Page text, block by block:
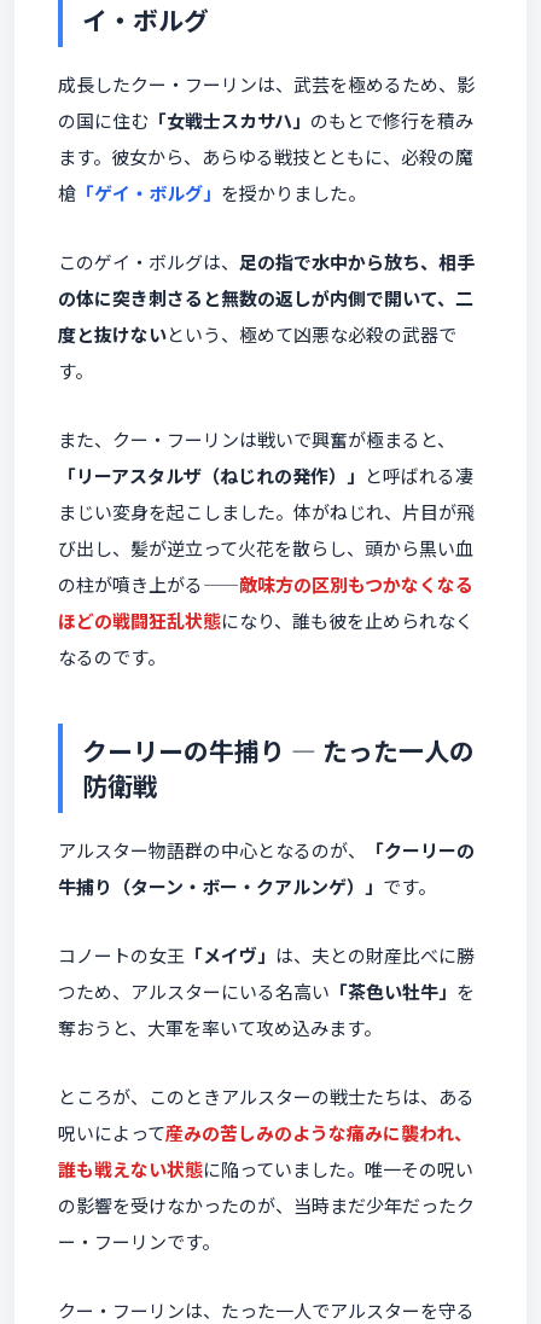
イ・ボルグ
成長したクー・フーリンは、武芸を極めるため、影
の国に住む 「女戦士スカサハ」 のもとで修行を積み
ます。彼女から、あらゆる戦技とともに、必殺の魔
槍 「ゲイ・ボルグ」 を授かりました。
このゲイ・ボルグは、 足の指で水中から放ち、相手
の体に突き刺さると無数の返しが内側で開いて、二
度と抜けないという、極めて凶悪な必殺の武器で
す。
また、クー・フーリンは戦いで興奮が極まると、
「リーアスタルザ（ねじれの発作）」 と呼ばれる凄
まじい変身を起こしました。体がねじれ、片目が飛
び出し、髪が逆立って火花を散らし、頭から黒い血
の柱が噴き上がる——敵味方の区別もつかなくなる
ほどの戦闘狂乱状態になり、誰も彼を止められなく
なるのです。
クーリーの牛捕り ― たった一人の
防衛戦
アルスター物語群の中心となるのが、
「クーリーの
牛捕り（ターン・ボー・クアルンゲ）」 です。
コノートの女王 「メイヴ」 は、夫との財産比べに勝
つため、アルスターにいる名高い 「茶色い牡牛」 を
奪おうと、大軍を率いて攻め込みます。
ところが、このときアルスターの戦士たちは、ある
呪いによって産みの苦しみのような痛みに襲われ、
誰も戦えない状態に陥っていました。唯一その呪い
の影響を受けなかったのが、当時まだ少年だったク
ー・フーリンです。
クー・フーリンは、たった一人でアルスターを守る